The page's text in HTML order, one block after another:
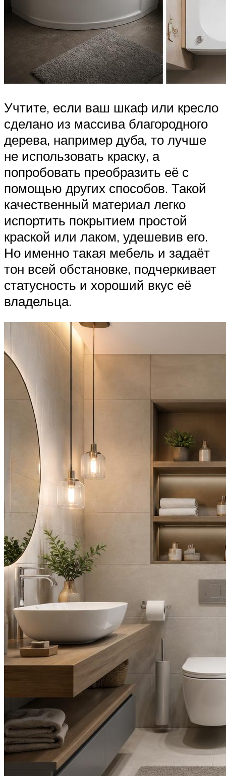
Учтите, если ваш шкаф или кресло
сделано из массива благородного
дерева, например дуба, то лучше
не использовать краску, а
попробовать преобразить её с
помощью других способов. Такой
качественный материал легко
испортить покрытием простой
краской или лаком, удешевив его.
Но именно такая мебель и задаёт
тон всей обстановке, подчеркивает
статусность и хороший вкус её
владельца.